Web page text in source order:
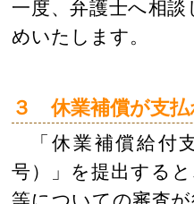
一度、弁護士へ相
めいたします。
３ 休業補償が支
「休業補償給付
号）」を提出する